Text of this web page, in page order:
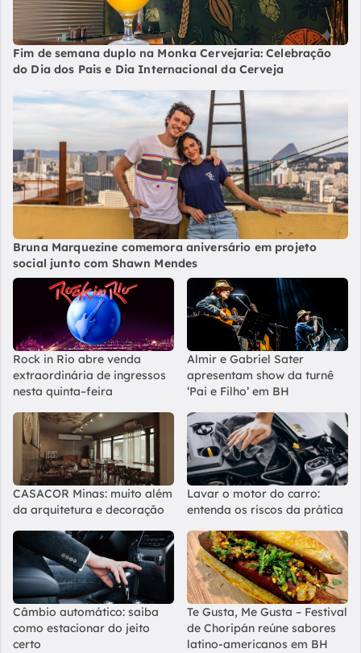
Fim de semana duplo na Monka Cervejaria: Celebração
do Dia dos Pais e Dia Internacional da Cerveja
Bruna Marquezine comemora aniversário em projeto
social junto com Shawn Mendes
Rock in Rio abre venda
extraordinária de ingressos
nesta quinta–feira
Almir e Gabriel Sater
apresentam show da turnê
‘Pai e Filho’ em BH
CASACOR Minas: muito além
da arquitetura e decoração
Lavar o motor do carro:
entenda os riscos da prática
Câmbio automático: saiba
como estacionar do jeito
certo
Te Gusta, Me Gusta – Festival
de Choripán reúne sabores
latino-americanos em BH